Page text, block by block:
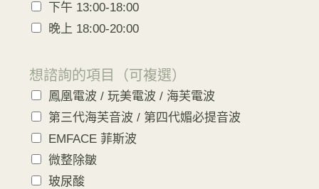
下午 13:00-18:00
晚上 18:00-20:00
想諮詢的項目（可複選）
鳳凰電波 / 玩美電波 / 海芙電波
第三代海芙音波 / 第四代媚必提音波
EMFACE 菲斯波
微整除皺
玻尿酸